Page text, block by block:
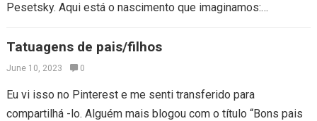
Pesetsky. Aqui está o nascimento que imaginamos:
Tatuagens de pais/filhos
June 10, 2023 0
Eu vi isso no Pinterest e me senti transferido para
compartilhá -lo. Alguém mais blogou com o título “Bons pais